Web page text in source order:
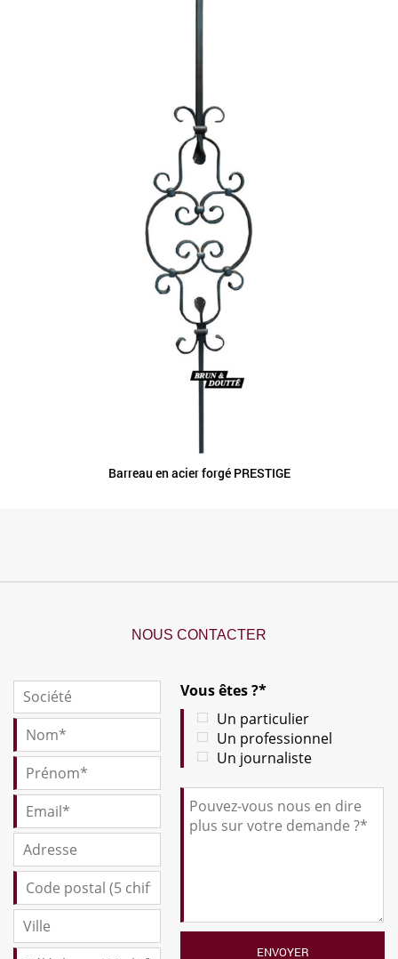
Barreau en acier forgé PRESTIGE
NOUS CONTACTER
Vous êtes ?*
Un particulier
Un professionnel
Un journaliste